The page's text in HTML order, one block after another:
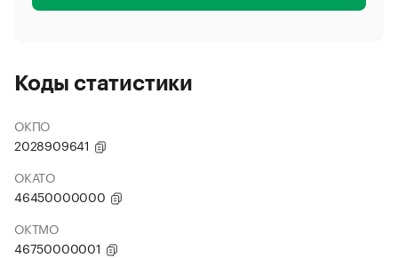
Коды статистики
ОКПО
2028909641
ОКАТО
46450000000
ОКТМО
46750000001